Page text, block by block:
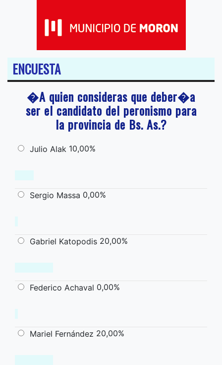
ENCUESTA
�A quien consideras que deber�a
ser el candidato del peronismo para
la provincia de Bs. As.?
Julio Alak 10,00%
Sergio Massa 0,00%
Gabriel Katopodis 20,00%
Federico Achaval 0,00%
Mariel Fernández 20,00%